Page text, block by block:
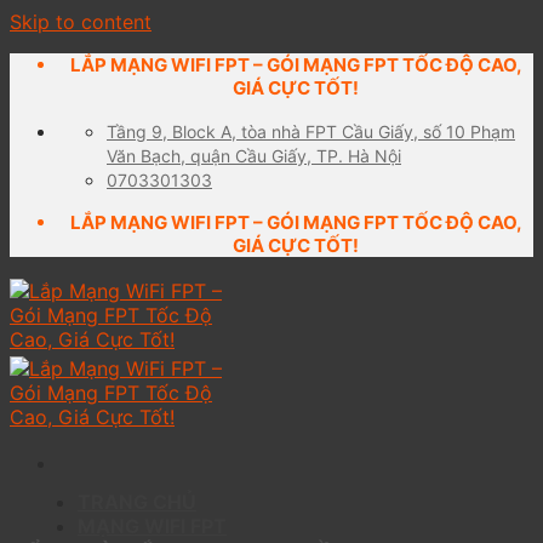
Skip to content
LẮP MẠNG WIFI FPT – GÓI MẠNG FPT TỐC ĐỘ CAO,
GIÁ CỰC TỐT!
Tầng 9, Block A, tòa nhà FPT Cầu Giấy, số 10 Phạm
Văn Bạch, quận Cầu Giấy, TP. Hà Nội
0703301303
LẮP MẠNG WIFI FPT – GÓI MẠNG FPT TỐC ĐỘ CAO,
GIÁ CỰC TỐT!